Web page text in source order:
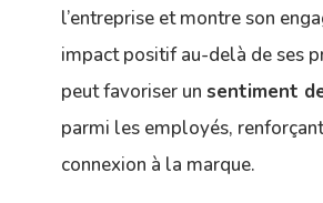
l’entreprise et montre son
impact positif au-delà de ses
peut favoriser un sentiment
parmi les employés,
connexion à la marque.